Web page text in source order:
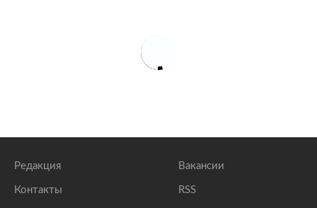
Редакция
Контакты
Вакансии
RSS